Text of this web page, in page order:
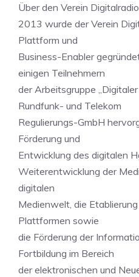
Über den Verein
2013 wurde der Verein
Plattform und
Business-Enabler
einigen Teilnehmern
der Arbeitsgruppe
Rundfunk- und Telekom
Regulierungs-GmbH
Förderung und
Entwicklung des digitalen
Weiterentwicklung der
digitalen
Medienwelt, die
Plattformen sowie
die Förderung der
Fortbildung im Bereich
der elektronischen und